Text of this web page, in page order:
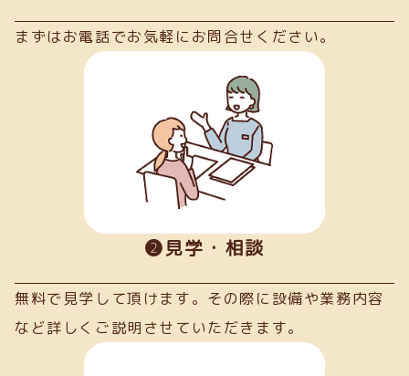
まずはお電話でお気軽にお問合せください。
➋見学・相談
無料で見学して頂けます。その際に設備や業務内容
など詳しくご説明させていただきます。